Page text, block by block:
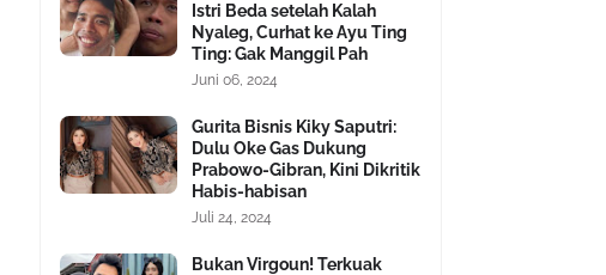
Istri Beda setelah Kalah
Nyaleg, Curhat ke Ayu Ting
Ting: Gak Manggil Pah
Juni 06, 2024
Gurita Bisnis Kiky Saputri:
Dulu Oke Gas Dukung
Prabowo-Gibran, Kini Dikritik
Habis-habisan
Juli 24, 2024
Bukan Virgoun! Terkuak